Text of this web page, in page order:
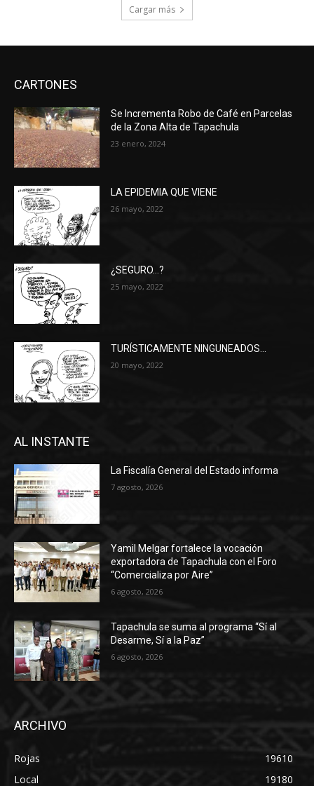
Cargar más
CARTONES
Se Incrementa Robo de Café en Parcelas
de la Zona Alta de Tapachula
23 enero, 2024
LA EPIDEMIA QUE VIENE
26 mayo, 2022
¿SEGURO…?
25 mayo, 2022
TURÍSTICAMENTE NINGUNEADOS…
20 mayo, 2022
AL INSTANTE
La Fiscalía General del Estado informa
7 agosto, 2026
Yamil Melgar fortalece la vocación
exportadora de Tapachula con el Foro
“Comercializa por Aire”
6 agosto, 2026
Tapachula se suma al programa “Sí al
Desarme, Sí a la Paz”
6 agosto, 2026
ARCHIVO
Rojas
19610
Local
19180